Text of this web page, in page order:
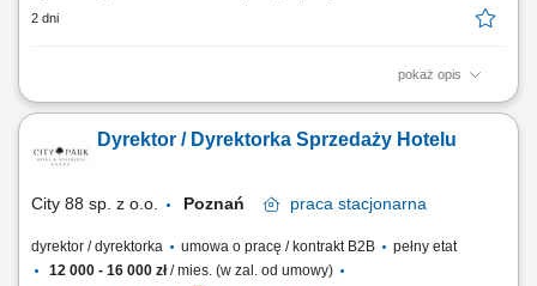
2 dni
pokaż opis
Twoja misja, czyli czym będziesz się zajmować: Partnerstwo na lata:
Utrzymujemy najwyższe standardy, ale stawiamy na partnerski model
współpracy. Rozwój biznesu: Drive'owanie sprzedaży produktów BETA
Dyrektor / Dyrektorka Sprzedaży Hotelu
City 88 sp. z o.o. Poznań praca stacjonarna
dyrektor / dyrektorka umowa o pracę / kontrakt B2B
pełny etat
12 000 - 16 000 zł/ mies. (w zal. od umowy)